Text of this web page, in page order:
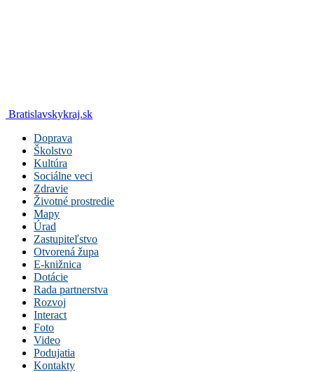
Bratislavskykraj.sk
Doprava
Školstvo
Kultúra
Sociálne veci
Zdravie
Životné prostredie
Mapy
Úrad
Zastupiteľstvo
Otvorená župa
E-knižnica
Dotácie
Rada partnerstva
Rozvoj
Interact
Foto
Video
Podujatia
Kontakty